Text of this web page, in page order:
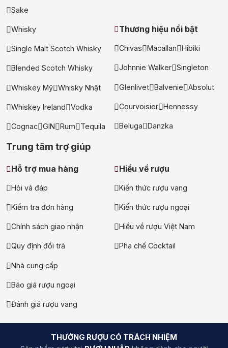
Sake
Whisky
Single Malt Scotch Whisky
Blended Scotch Whisky
Whiskey Mỹ Whisky Nhật
Whiskey Ireland Vodka
Cognac GIN Rum Tequila
Thương hiệu nổi bật
Chivas Macallan Hibiki
Johnnie Walker Singleton
Glenlivet Balvenie Absolut
Courvoisier Hennessy
Beluga Danzka
Trung tâm trợ giúp
Hỗ trợ mua hàng
Hỏi và đáp
Kiểm tra đơn hàng
Chính sách giao nhận
Quy định đổi trả
Nhà cung cấp
Báo giá rượu ngoại
Đánh giá rượu vang
Hiểu về rượu
Kiến thức rượu vang
Kiến thức rượu ngoại
Hiểu về rượu Việt Nam
Pha chế Cocktail
THƯỞNG RƯỢU CÓ TRÁCH NHIỆM